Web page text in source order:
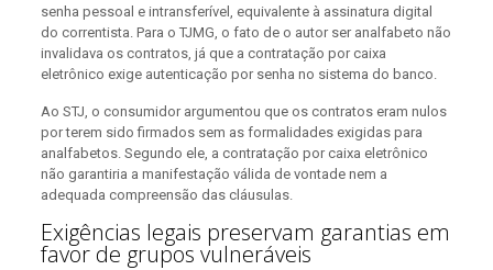
senha pessoal e intransferível, equivalente à assinatura digital
do correntista. Para o TJMG, o fato de o autor ser analfabeto não
invalidava os contratos, já que a contratação por caixa
eletrônico exige autenticação por senha no sistema do banco.
Ao STJ, o consumidor argumentou que os contratos eram nulos
por terem sido firmados sem as formalidades exigidas para
analfabetos. Segundo ele, a contratação por caixa eletrônico
não garantiria a manifestação válida de vontade nem a
adequada compreensão das cláusulas.
Exigências legais preservam garantias em
favor de grupos vulneráveis